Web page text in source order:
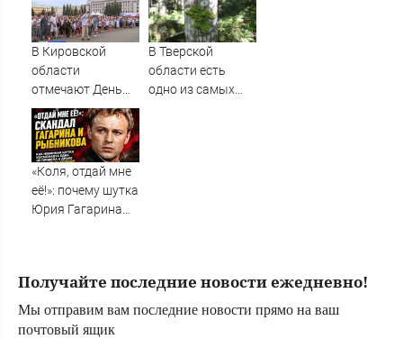
Ремонтненского
района покоряет
Всероссийский
фестиваль ГТО в
Красноярске -
арбузов
В Кировской
области
отмечают День
физкультурника »
ГТРК Вятка -
новости Кирова и
Кировской
области
В Тверской
области есть
одно из самых
«Коля, отдай мне
её!»: почему шутка
Юрия Гагарина
Николаем
TVCenter.ru
Получайте последние новости ежедневно!
Мы отправим вам последние новости прямо на ваш
почтовый ящик